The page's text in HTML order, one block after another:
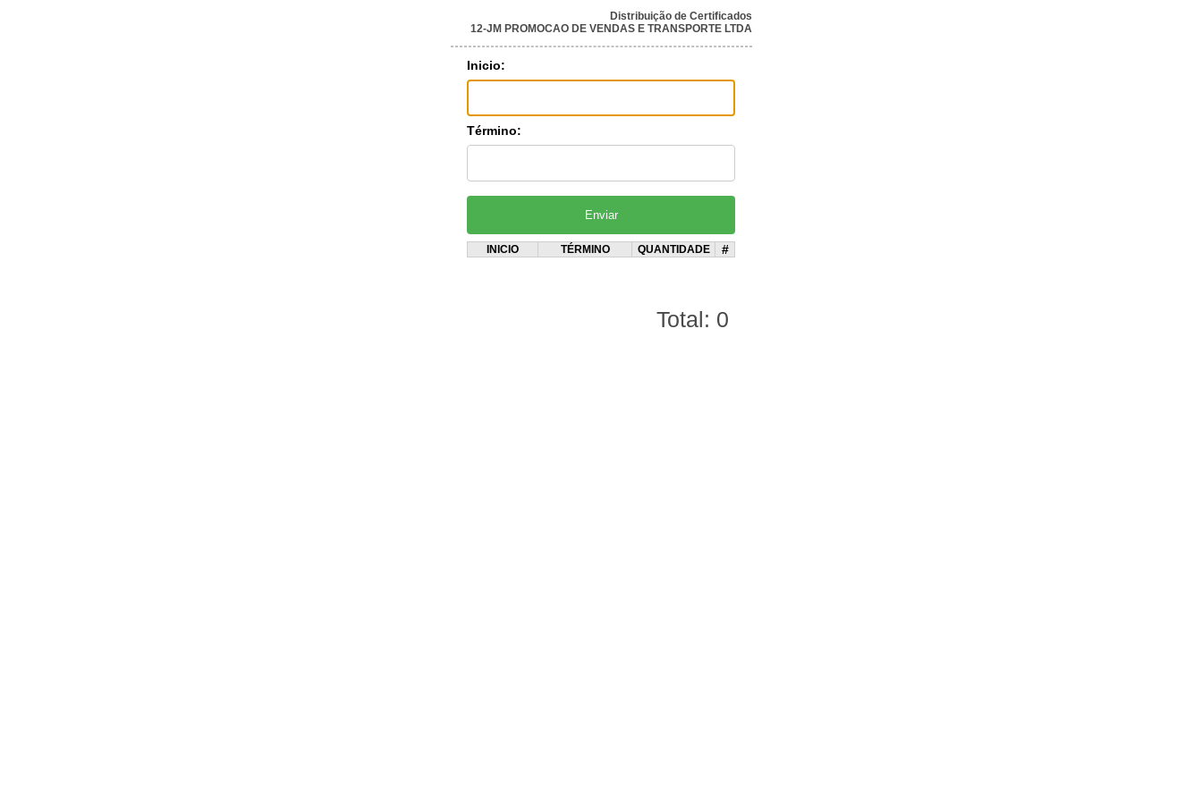
Distribuição de Certificados
12-JM PROMOCAO DE VENDAS E TRANSPORTE LTDA
Inicio:
Término:
INICIO TÉRMINO QUANTIDADE #
Total: 0